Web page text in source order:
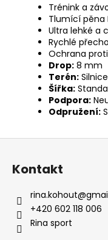
Trénink a
Tlumící pěna
Ultra lehké a
Rychlé
Ochrana
Drop: 8 mm
Terén: Silnice
Šířka:
Podpora:
Odpružení:
Z
Kontakt
rina.kohout@
+420 602 118 006
Rina sport